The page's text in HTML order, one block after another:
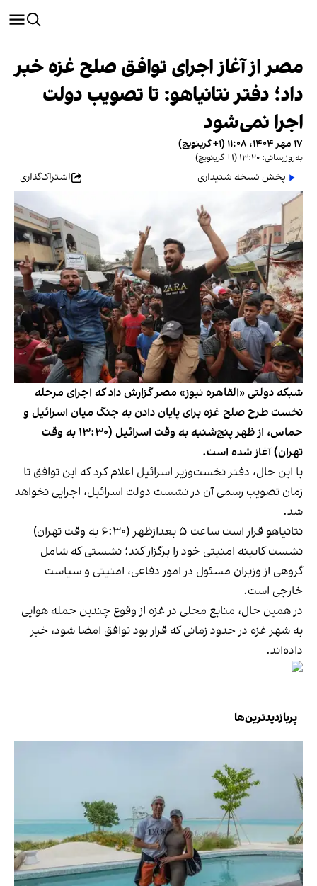
مصر از آغاز اجرای توافق صلح غزه خبر
داد؛ دفتر نتانیاهو: تا تصویب دولت
اجرا نمی‌شود
۱۷ مهر ۱۴۰۴، ۱۱:۰۸ (‎+۱ گرینویچ)
به‌روزرسانی: ۱۳:۲۰ (‎+۱ گرینویچ)
پخش نسخه شنیداری اشتراک‌گذاری
شبکه دولتی «القاهره نیوز» مصر گزارش داد که اجرای مرحله
نخست طرح صلح غزه برای پایان دادن به جنگ میان اسرائیل و
حماس، از ظهر پنج‌شنبه به وقت اسرائیل (۱۳:۳۰ به وقت
تهران) آغاز شده است.
با این حال، دفتر نخست‌وزیر اسرائیل اعلام کرد که این توافق تا
زمان تصویب رسمی آن در نشست دولت اسرائیل، اجرایی نخواهد
شد.
نتانیاهو قرار است ساعت ۵ بعدازظهر (۶:۳۰ به وقت تهران)
نشست کابینه امنیتی خود را برگزار کند؛ نشستی که شامل
گروهی از وزیران مسئول در امور دفاعی، امنیتی و سیاست
خارجی است.
در همین حال، منابع محلی در غزه از وقوع چندین حمله هوایی
به شهر غزه در حدود زمانی که قرار بود توافق امضا شود، خبر
داده‌اند.
پربازدیدترین‌ها